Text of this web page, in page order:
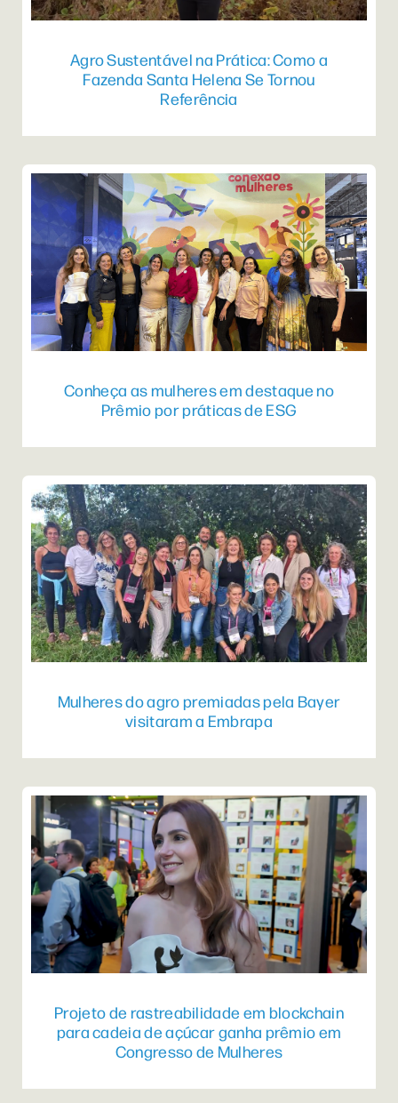
Agro Sustentável na Prática: Como a
Fazenda Santa Helena Se Tornou
Referência
Conheça as mulheres em destaque no
Prêmio por práticas de ESG
Mulheres do agro premiadas pela Bayer
visitaram a Embrapa
Projeto de rastreabilidade em blockchain
para cadeia de açúcar ganha prêmio em
Congresso de Mulheres